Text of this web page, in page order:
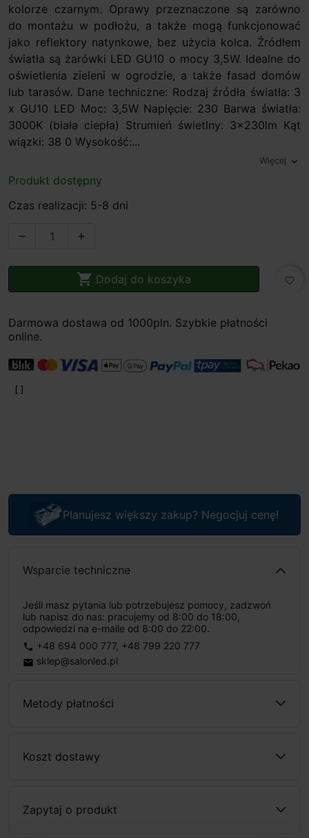
kolorze czarnym. Oprawy przeznaczone są zarówno
do montażu w podłożu, a także mogą funkcjonować
jako reflektory natynkowe, bez użycia kolca. Źródłem
światła są żarówki LED GU10 o mocy 3,5W. Idealne do
oświetlenia zieleni w ogrodzie, a także fasad domów
lub tarasów. Dane techniczne: Rodzaj źródła światła: 3
x GU10 LED Moc: 3,5W Napięcie: 230 Barwa światła:
3000K (biała ciepła) Strumień świetlny: 3x230lm Kąt
wiązki: 38 0 Wysokość:...
Więcej expand_more
Produkt dostępny
Czas realizacji: 5-8 dni
 
 Dodaj do koszyka favorite_border
Darmowa dostawa od 1000pln. Szybkie płatności
online.
Planujesz większy zakup? Negocjuj cenę!
Wsparcie techniczne
Jeśli masz pytania lub potrzebujesz pomocy, zadzwoń
lub napisz do nas: pracujemy od 8:00 do 18:00,
odpowiedzi na e-maile od 8:00 do 22:00.
phone +48 694 000 777, +48 799 220 777
email sklep@salonled.pl
Metody płatności
Koszt dostawy
Zapytaj o produkt